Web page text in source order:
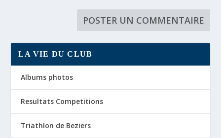
LA VIE DU CLUB
Albums photos
Resultats Competitions
Triathlon de Beziers